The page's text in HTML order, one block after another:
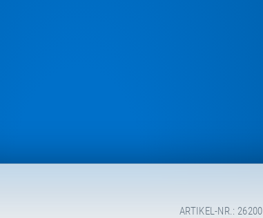
ARTIKEL-NR.: 26200